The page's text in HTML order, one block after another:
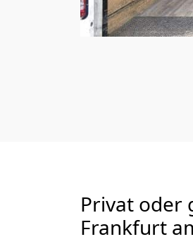
Privat oder
Frankfurt